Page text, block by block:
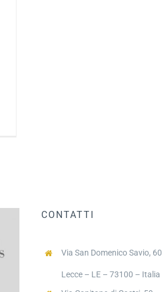
CONTATTI
Via San Domenico Savio, 60
Lecce – LE – 73100 – Italia